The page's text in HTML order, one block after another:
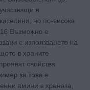
в
но по-висока
Възможно е
с използването на
в храните
свойства
за това е
амини в храната,